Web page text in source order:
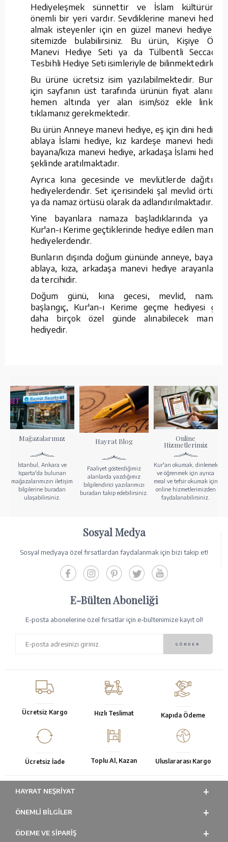
Hediyeleşmek sünnettir ve İslam kültüründe
önemli bir yeri vardır. Sevdiklerine manevi hediye
almak isteyenler için en güzel manevi hediyeleri
sitemizde bulabilirsiniz. Bu ürün, Kişiye Özel
Manevi Hediye Seti ya da Tülbentli Seccadeli
Tesbihli Hediye Seti isimleriyle de bilinmektedirler.
Bu ürüne ücretsiz isim yazılabilmektedir. Bunun
için sayfanın üst tarafında ürünün fiyat alanının
hemen altında yer alan isim/söz ekle linkine
tıklamanız gerekmektedir.
Bu ürün Anneye manevi hediye, eş için dini hediye,
ablaya İslami hediye, kız kardeşe manevi hediye,
bayana/kıza manevi hediye, arkadaşa İslami hediye
şeklinde aratılmaktadır.
Ayrıca kına gecesinde ve mevlütlerde dağıtılan
hediyelerdendir. Set içerisindeki şal mevlid örtüsü
ya da namaz örtüsü olarak da adlandırılmaktadır.
Yine bayanlara namaza başladıklarında ya da
Kur'an-ı Kerime geçtiklerinde hediye edilen manevi
hediyelerdendir.
Bunların dışında doğum gününde anneye, bayana,
ablaya, kıza, arkadaşa manevi hediye arayanların
da tercihidir.
Doğum günü, kına gecesi, mevlid, namaza
başlangıç, Kur'an-ı Kerime geçme hediyesi gibi
daha birçok özel günde alınabilecek manevi
hediyedir.
Mağazalarımız
İstanbul, Ankara ve
Isparta'da bulunan
mağazalarımızın iletişim
bilgilerine buradan
ulaşabilirsiniz.
Hayrat Blog
Faaliyet gösterdiğimiz
alanlarda yazdığımız
bilgilendirici yazılarımızı
buradan takip edebilirsiniz.
Online
Hizmetlerimiz
Kur'an okumak, dinlemek
ve öğrenmek için ayrıca
meal ve tefsir okumak için
online hizmetlerimizden
faydalanabilirsiniz.
Sosyal Medya
Sosyal medyaya özel fırsatlardan faydalanmak için bizi takip et!
E-Bülten Aboneliği
E-posta abonelerine özel fırsatlar için e-bültenimize kayıt ol!
Ücretsiz Kargo Hızlı Teslimat Kapıda Ödeme
Ücretsiz İade Toplu Al, Kazan Uluslararası Kargo
HAYRAT NEŞRIYAT
ÖNEMLI BILGILER
ÖDEME VE SİPARİŞ